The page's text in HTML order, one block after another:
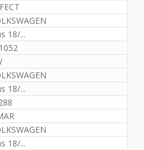
18/...
18/...
18/...